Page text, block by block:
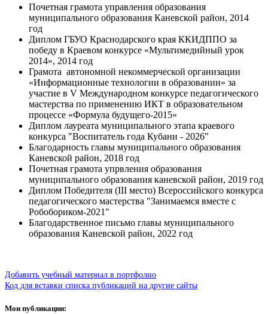
Почетная грамота управления образования
муниципального образования Каневской район, 2014
год
Диплом ГБУО Краснодарского края ККИДППО за
победу в Краевом конкурсе «Мультимедийный урок
2014», 2014 год
Грамота автономной некоммерческой организации
«Информационные технологии в образовании» за
участие в V Международном конкурсе педагогического
мастерства по применению ИКТ в образовательном
процессе «Формула будущего-2015»
Диплом лауреата муниципального этапа краевого
конкурса "Воспитатель года Кубани - 2026"
Благодарность главы муниципального образования
Каневской район, 2018 год
Почетная грамота упрвления образования
муниципального образования каневской район, 2019 год
Диплом Победителя (III место) Всероссийского конкурса
педагогического мастерства "Занимаемся вместе с
Робобориком-2021"
Благодарственное письмо главы муниципального
образования Каневской район, 2022 год
Добавить учебный материал в портфолио
Код для вставки списка публикаций на другие сайты
Мои публикации: